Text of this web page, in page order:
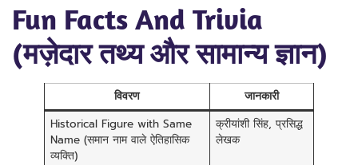
Fun Facts And Trivia
(मज़ेदार तथ्य और सामान्य ज्ञान)
विवरण
जानकारी
Historical Figure with Same
Name (समान नाम वाले ऐतिहासिक
व्यक्ति)
क्रीयांशी सिंह, प्रसिद्ध
लेखक